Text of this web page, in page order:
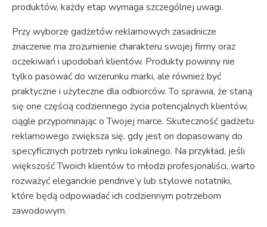
produktów, każdy etap wymaga szczególnej uwagi.
Przy wyborze gadżetów reklamowych zasadnicze
znaczenie ma zrozumienie charakteru swojej firmy oraz
oczekiwań i upodobań klientów. Produkty powinny nie
tylko pasować do wizerunku marki, ale również być
praktyczne i użyteczne dla odbiorców. To sprawia, że staną
się one częścią codziennego życia potencjalnych klientów,
ciągle przypominając o Twojej marce. Skuteczność gadżetu
reklamowego zwiększa się, gdy jest on dopasowany do
specyficznych potrzeb rynku lokalnego. Na przykład, jeśli
większość Twoich klientów to młodzi profesjonaliści, warto
rozważyć eleganckie pendrive’y lub stylowe notatniki,
które będą odpowiadać ich codziennym potrzebom
zawodowym.